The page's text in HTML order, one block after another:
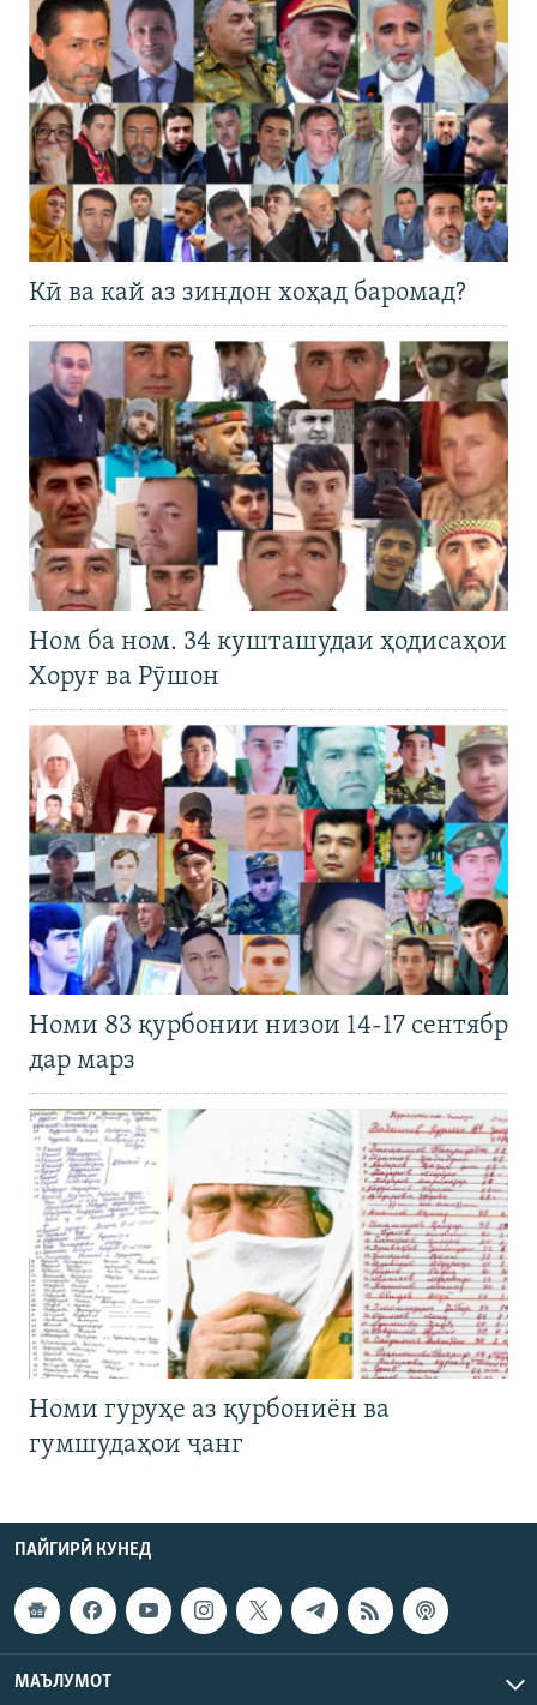
Кӣ ва кай аз зиндон хоҳад баромад?
Ном ба ном. 34 кушташудаи ҳодисаҳои
Хоруғ ва Рӯшон
Номи 83 қурбонии низои 14-17 сентябр
дар марз
Номи гуруҳе аз қурбониён ва
гумшудаҳои ҷанг
ПАЙГИРӢ КУНЕД
МАЪЛУМОТ